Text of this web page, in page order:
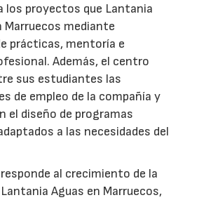
los proyectos que Lantania
Marruecos mediante
prácticas, mentoría e
Además, el centro
sus estudiantes las
de empleo de la compañía y
el diseño de programas
a las necesidades del
al crecimiento de la
Aguas en Marruecos,